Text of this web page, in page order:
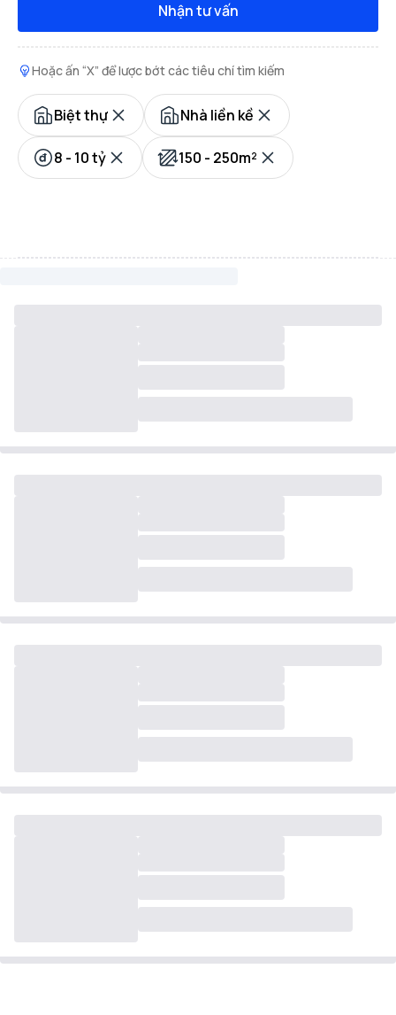
Nhận tư vấn
Hoặc ấn “X” để lược bớt các tiêu chí tìm kiếm
Biệt thự Nhà liền kề
8 - 10 tỷ 150 - 250m²